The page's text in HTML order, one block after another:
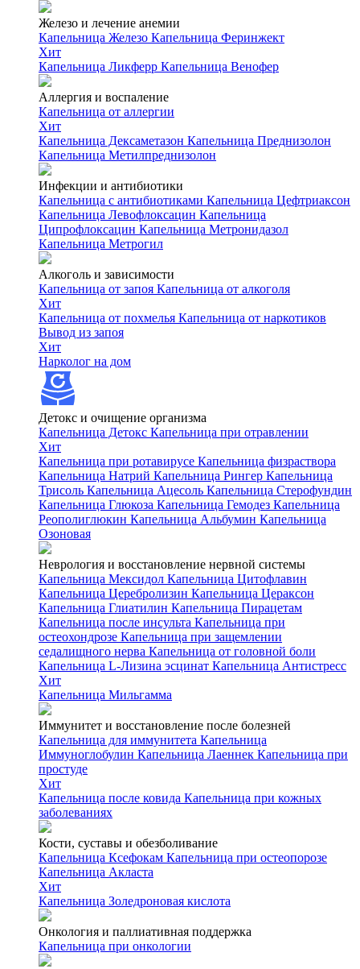
Железо и лечение анемии
Капельница Железо Капельница Феринжект
Хит
Капельница Ликферр Капельница Венофер
Аллергия и воспаление
Капельница от аллергии
Хит
Капельница Дексаметазон Капельница Преднизолон
Капельница Метилпреднизолон
Инфекции и антибиотики
Капельница с антибиотиками Капельница Цефтриаксон
Капельница Левофлоксацин Капельница
Ципрофлоксацин Капельница Метронидазол
Капельница Метрогил
Алкоголь и зависимости
Капельница от запоя Капельница от алкоголя
Хит
Капельница от похмелья Капельница от наркотиков
Вывод из запоя
Хит
Нарколог на дом
Детокс и очищение организма
Капельница Детокс Капельница при отравлении
Хит
Капельница при ротавирусе Капельница физраствора
Капельница Натрий Капельница Рингер Капельница
Трисоль Капельница Ацесоль Капельница Стерофундин
Капельница Глюкоза Капельница Гемодез Капельница
Реополиглюкин Капельница Альбумин Капельница
Озоновая
Неврология и восстановление нервной системы
Капельница Мексидол Капельница Цитофлавин
Капельница Церебролизин Капельница Цераксон
Капельница Глиатилин Капельница Пирацетам
Капельница после инсульта Капельница при
остеохондрозе Капельница при защемлении
седалищного нерва Капельница от головной боли
Капельница L-Лизина эсцинат Капельница Антистресс
Хит
Капельница Мильгамма
Иммунитет и восстановление после болезней
Капельница для иммунитета Капельница
Иммуноглобулин Капельница Лаеннек Капельница при
простуде
Хит
Капельница после ковида Капельница при кожных
заболеваниях
Кости, суставы и обезболивание
Капельница Ксефокам Капельница при остеопорозе
Капельница Акласта
Хит
Капельница Золедроновая кислота
Онкология и паллиативная поддержка
Капельница при онкологии